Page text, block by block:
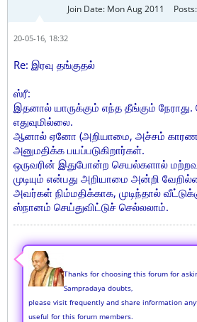
Join Date: Mon Aug 2011 Posts:
20-05-16, 18:32
Re: இரவு தங்குதல்
ஸ்ரீ:
இதனால் யாருக்கும் எந்த தீங்கும்
எதுவுமில்லை.
ஆனால் ஏனோ (அறியாமை, அச்சம்
அனுமதிக்க பயப்படுகிறார்கள்.
ஒருவரின் இதுபோன்ற செயல்களால்
முடியும் என்பது அறியாமை அன்றி
அவர்கள் நிம்மதிக்காக, முடிந்தால்
ஸ்நானம் செய்துவிட்டுச் செல்லலாம்.
Thanks for choosing this forum for
Sampradaya doubts,
please visit frequently and share information
useful for this forum members.